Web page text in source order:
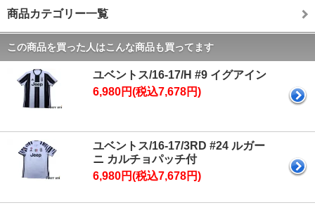
商品カテゴリー一覧
この商品を買った人はこんな商品も買ってます
ユベントス/16-17/H #9 イグアイン
6,980円(税込7,678円)
ユベントス/16-17/3RD #24 ルガー
ニ カルチョパッチ付
6,980円(税込7,678円)